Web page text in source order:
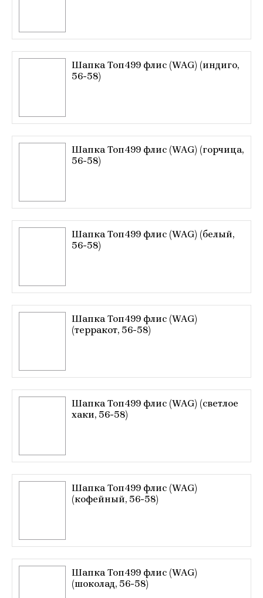
Шапка Топ499 флис (WAG) (индиго,
56-58)
Шапка Топ499 флис (WAG) (горчица,
56-58)
Шапка Топ499 флис (WAG) (белый,
56-58)
Шапка Топ499 флис (WAG)
(терракот, 56-58)
Шапка Топ499 флис (WAG) (светлое
хаки, 56-58)
Шапка Топ499 флис (WAG)
(кофейный, 56-58)
Шапка Топ499 флис (WAG)
(шоколад, 56-58)